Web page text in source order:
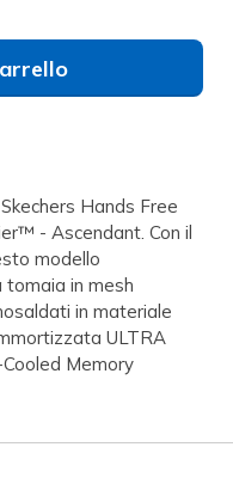
Hands Free
- Ascendant. Con il
modello
tomaia in mesh
in materiale
ULTRA
Memory